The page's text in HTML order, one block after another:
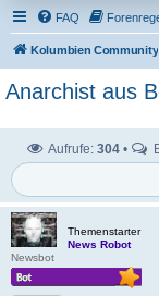
FAQ
Kolumbien Community
Anarchist aus
Aufrufe: 304 •
Themenstarter
News Robot
Newsbot